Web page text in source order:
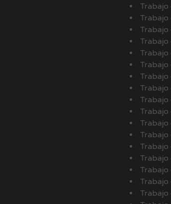
Trabajo
Trabajo
Trabajo
Trabajo
Trabajo
Trabajo
Trabajo
Trabajo
Trabajo
Trabajo
Trabajo
Trabajo
Trabajo
Trabajo
Trabajo
Trabajo
Trabajo